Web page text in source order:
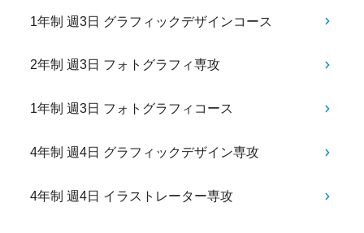
1年制 週3日 グラフィックデザインコース
2年制 週3日 フォトグラフィ専攻
1年制 週3日 フォトグラフィコース
4年制 週4日 グラフィックデザイン専攻
4年制 週4日 イラストレーター専攻